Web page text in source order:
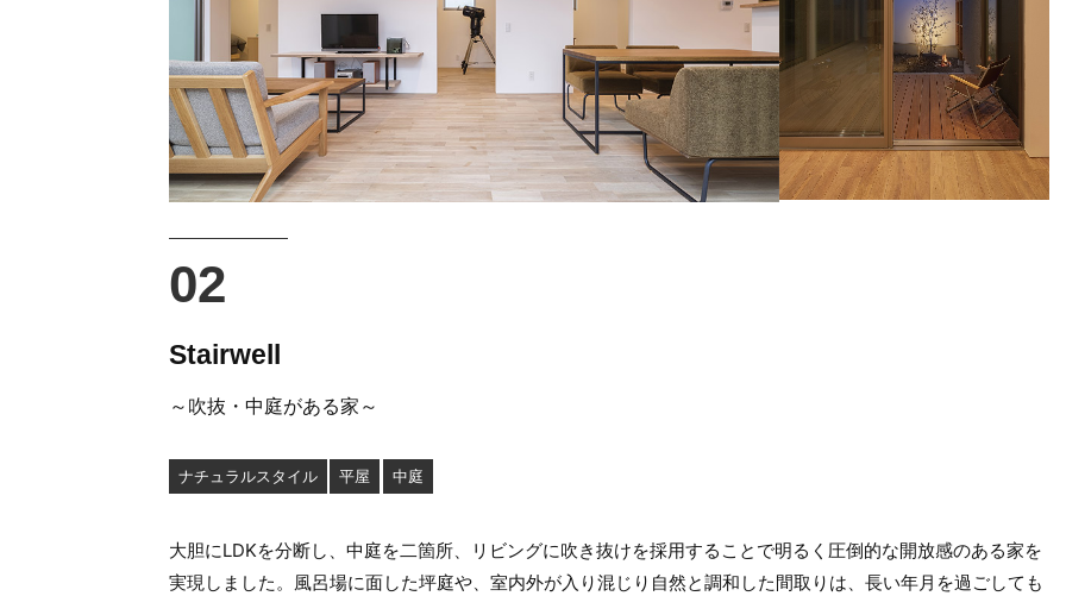
Stairwell
～吹抜・中庭がある家～
ナチュラルスタイル 平屋 中庭
大胆にLDKを分断し、中庭を二箇所、リビングに吹き抜けを採用することで明るく圧倒的な開放感のある家を
実現しました。風呂場に面した坪庭や、室内外が入り混じり自然と調和した間取りは、長い年月を過ごしても